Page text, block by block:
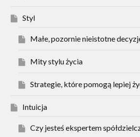
Styl
Małe, pozornie nieistotne
Mity stylu życia
Strategie, które pomogą lepiej
Intuicja
Czy jesteś ekspertem